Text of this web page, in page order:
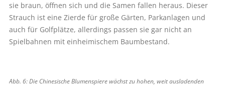
sie braun, öffnen sich und die Samen fallen heraus. Dieser
Strauch ist eine Zierde für große Gärten, Parkanlagen und
auch für Golfplätze, allerdings passen sie gar nicht an
Spielbahnen mit einheimischem Baumbestand.
Abb. 6: Die Chinesische Blumenspiere wächst zu hohen, weit ausladenden